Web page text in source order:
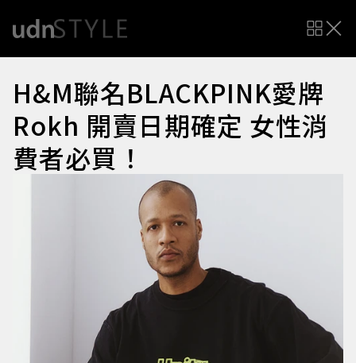
H&M聯名BLACKPINK愛牌
Rokh 開賣日期確定 女性消
費者必買！